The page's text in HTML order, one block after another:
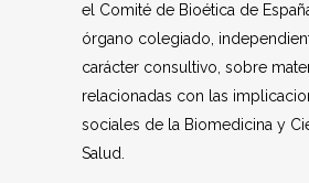
el Comité de Bioética de
órgano colegiado,
carácter consultivo, sobre
relacionadas con las
sociales de la Biomedicina y
Salud.